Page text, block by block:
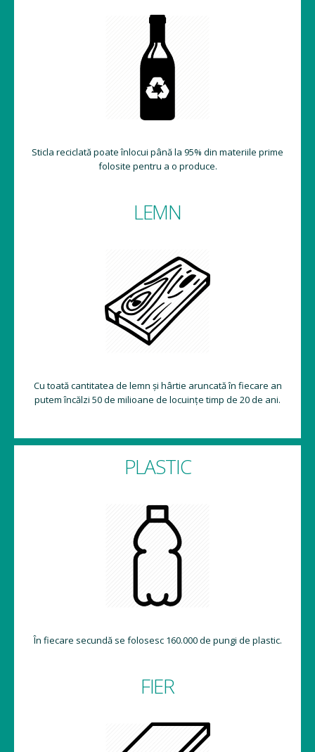
Sticla reciclată poate înlocui până la 95% din materiile prime
folosite pentru a o produce.
LEMN
Cu toată cantitatea de lemn și hârtie aruncată în fiecare an
putem încălzi 50 de milioane de locuințe timp de 20 de ani.
PLASTIC
În fiecare secundă se folosesc 160.000 de pungi de plastic.
FIER